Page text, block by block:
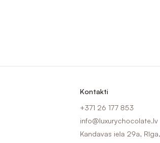
Kontakti
+371 26 177 853
info@luxurychocolate.lv
Kandavas iela 29a,